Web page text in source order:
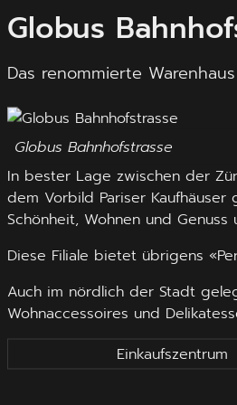
Globus
Das renommierte
Globus Bahnhofstrasse
In bester Lage zwischen der
dem Vorbild Pariser
Schönheit, Wohnen und
Diese Filiale bietet übrigens
Auch im nördlich der Stadt
Wohnaccessoires und
Einkaufszentrum